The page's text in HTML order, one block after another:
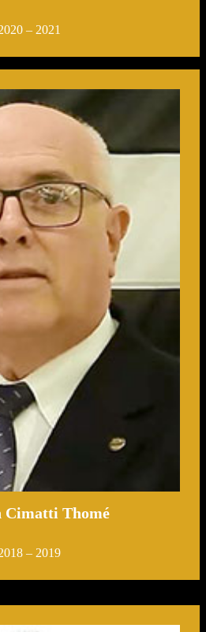
– 2021
Cimatti Thomé
– 2019